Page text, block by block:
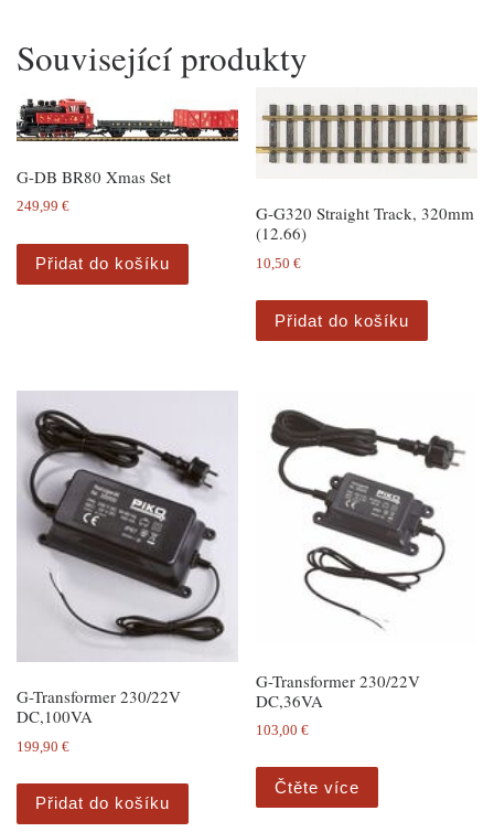
Související produkty
G-DB BR80 Xmas Set
249,99 €
Přidat do košíku
G-G320 Straight Track, 320mm
(12.66)
10,50€
Přidat do košíku
G-Transformer 230/22V
DC,100VA
199,90 €
Přidat do košíku
G-Transformer 230/22V
DC,36VA
103,00€
Čtěte více